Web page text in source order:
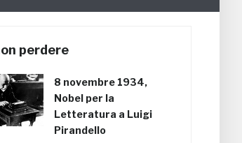
perdere
8 novembre 1934,
Nobel per la
Letteratura a Luigi
Pirandello